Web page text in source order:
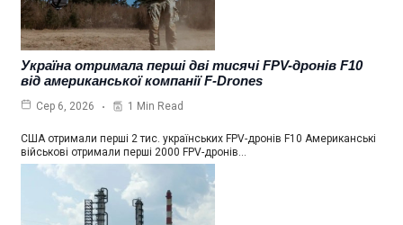
Україна отримала перші дві тисячі FPV-дронів F10
від американської компанії F-Drones
Сер 6, 2026 1 Min Read
США отримали перші 2 тис. українських FPV-дронів F10 Американські
військові отримали перші 2000 FPV-дронів…